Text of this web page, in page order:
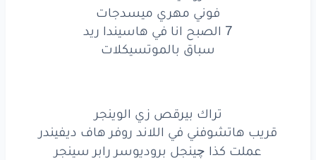
سباقبالموتسيكلات
تراكبيرقصزيالوينجر
چينجلبروديوسررابر
أدائيأجمدمن المايتي زينجر
فوني مهري ميسدجات
7 الصبح انا في هاسيندا ريد
سباق بالموتسيكلات
تراك بيرقص زي الوينجر
قريب هاتشوفني في اللاند روفر هاف ديفيندر
عملت كذا چينجل بروديوسر رابر سينجر